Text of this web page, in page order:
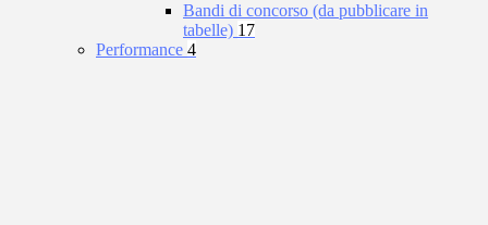
Bandi di concorso (da pubblicare in
tabelle) 17
Performance 4